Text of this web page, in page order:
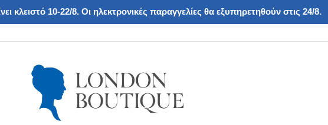
κλειστό 10-22/8. Οι ηλεκτρονικές παραγγελίες θα εξυπηρετηθούν στις 24/8.